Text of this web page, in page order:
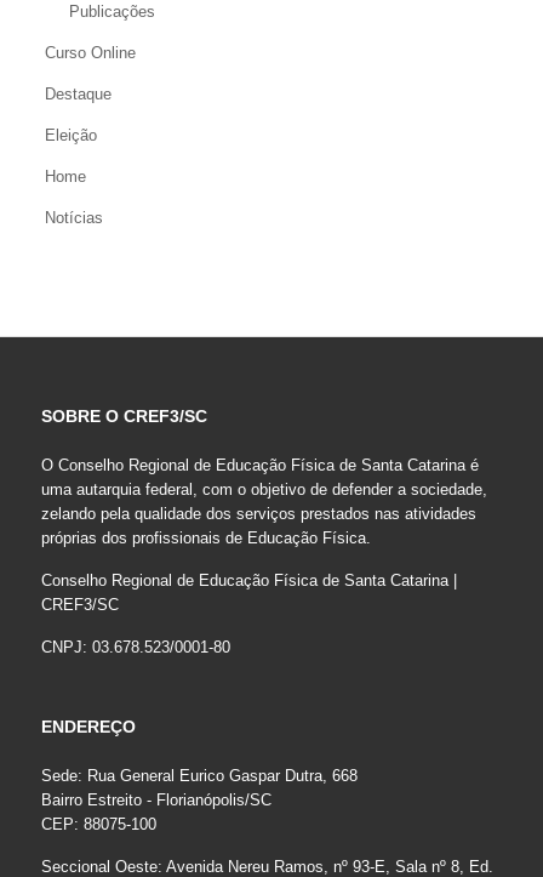
Publicações
Curso Online
Destaque
Eleição
Home
Notícias
SOBRE O CREF3/SC
O Conselho Regional de Educação Física de Santa Catarina é
uma autarquia federal, com o objetivo de defender a sociedade,
zelando pela qualidade dos serviços prestados nas atividades
próprias dos profissionais de Educação Física.
Conselho Regional de Educação Física de Santa Catarina |
CREF3/SC
CNPJ: 03.678.523/0001-80
ENDEREÇO
Sede: Rua General Eurico Gaspar Dutra, 668
Bairro Estreito - Florianópolis/SC
CEP: 88075-100
Seccional Oeste: Avenida Nereu Ramos, nº 93-E, Sala nº 8, Ed.